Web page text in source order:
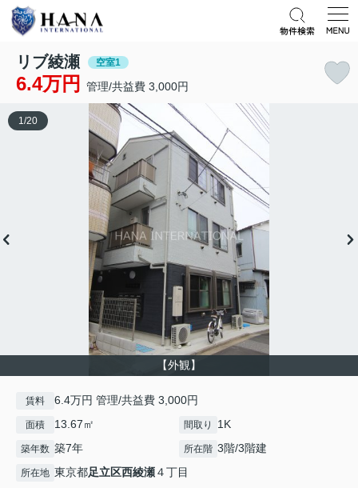
リブ綾瀬 空室1
6.4万円 管理/共益費 3,000円
【外観】
1/20
賃料 6.4万円 管理/共益費 3,000円
面積 13.67㎡ 間取り 1K
築年数 築7年 所在階 3階/3階建
所在地 東京都足立区西綾瀬４丁目